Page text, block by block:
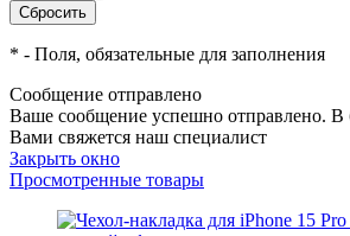
* - Поля, обязательные для заполнения
Сообщение отправлено
Ваше сообщение успешно отправлено. В
Вами свяжется наш специалист
Закрыть окно
Просмотренные товары